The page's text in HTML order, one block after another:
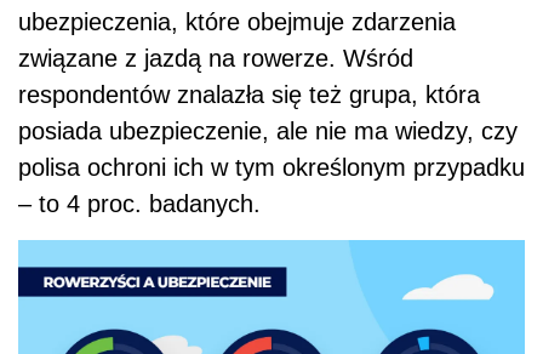
ubezpieczenia, które obejmuje zdarzenia
związane z jazdą na rowerze. Wśród
respondentów znalazła się też grupa, która
posiada ubezpieczenie, ale nie ma wiedzy, czy
polisa ochroni ich w tym określonym przypadku
– to 4 proc. badanych.